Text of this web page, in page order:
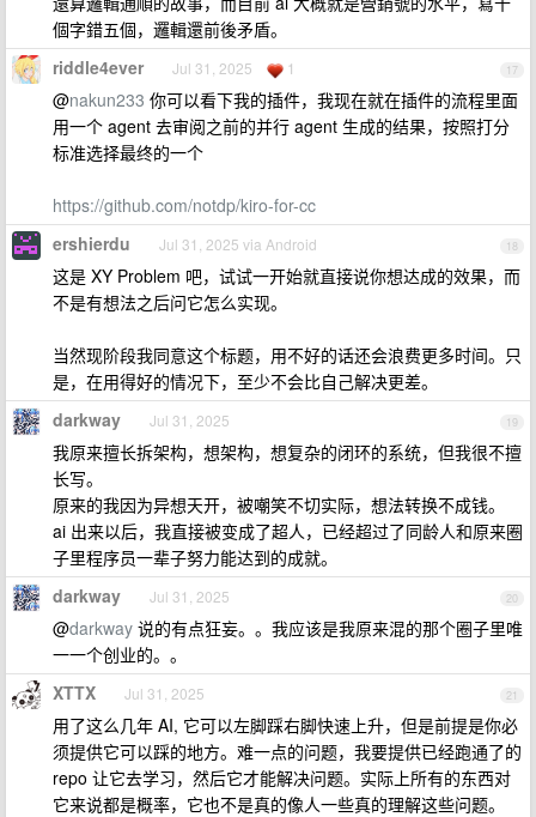
個字錯五個，邏輯還前後矛盾。
17
riddle4ever Jul 31, 2025 1
@nakun233 你可以看下我的插件，我现在就在插件的流程里面
用一个 agent 去审阅之前的并行 agent 生成的结果，按照打分
标准选择最终的一个
https://github.com/notdp/kiro-for-cc
18
ershierdu Jul 31, 2025 via Android
这是 XY Problem 吧，试试一开始就直接说你想达成的效果，而
不是有想法之后问它怎么实现。
当然现阶段我同意这个标题，用不好的话还会浪费更多时间。只
是，在用得好的情况下，至少不会比自己解决更差。
19
darkway Jul 31, 2025
我原来擅长拆架构，想架构，想复杂的闭环的系统，但我很不擅
长写。
原来的我因为异想天开，被嘲笑不切实际，想法转换不成钱。
ai 出来以后，我直接被变成了超人，已经超过了同龄人和原来圈
子里程序员一辈子努力能达到的成就。
20
darkway Jul 31, 2025
@darkway 说的有点狂妄。。我应该是我原来混的那个圈子里唯
一一个创业的。。
21
XTTX Jul 31, 2025
用了这么几年 AI, 它可以左脚踩右脚快速上升，但是前提是你必
须提供它可以踩的地方。难一点的问题，我要提供已经跑通了的
repo 让它去学习，然后它才能解决问题。实际上所有的东西对
它来说都是概率，它也不是真的像人一些真的理解这些问题。